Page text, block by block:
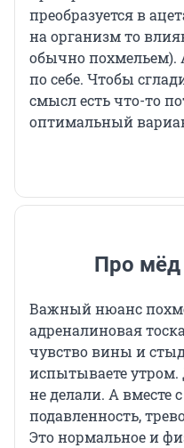
преобразуется в
на организм то
обычно похмельем).
по себе. Чтобы
смысл есть что-то
оптимальный
Про мёд
Важный нюанс
адреналиновая
чувство вины и
испытываете утром.
не делали. А вместе
подавленность,
Это нормальное и